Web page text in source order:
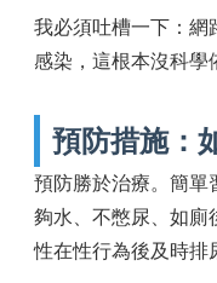
我必須吐槽一下：網
感染，這根本沒科學
預防措施：
預防勝於治療。簡單
夠水、不憋尿、如廁
性在性行為後及時排